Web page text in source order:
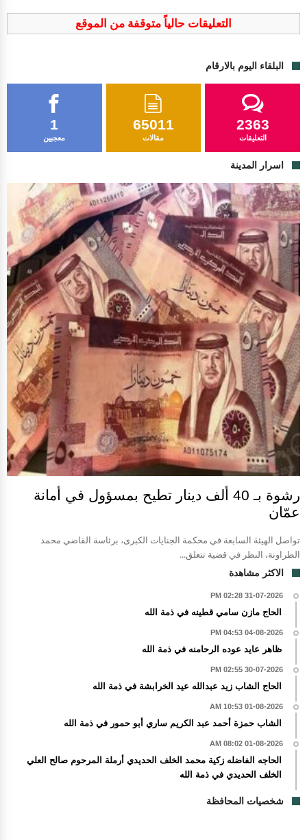
التعليقات حالياً متوقفة من الموقع
البلقاء اليوم بالارقام
1
معجبين
65011
مقالات
2363
التعليقات
اسرار المدينة
رشوة بـ 40 ألف دينار تطيح بمسؤول في أمانة
عمّان
تواصل الهيئة السابعة في محكمة الجنايات الكبرى، برئاسة القاضي محمد
الطراونة، النظر في قضية تتعلق...
الاكثر مشاهدة
31-07-2026 02:28 PM
الحاج مازن سامي قطينه في ذمة الله
04-08-2026 04:53 PM
ظاهر عايد عوده الرحامنه في ذمة الله
30-07-2026 02:55 PM
الحاج الشاب زيد عبدالله عيد الخرابشة في ذمة الله
01-08-2026 10:53 AM
الشاب حمزة أحمد عبد الكريم ساري أبو حمور في ذمة الله
01-08-2026 08:02 AM
الحاجه الفاضله زكية محمد الخلف الحديدي أرملة المرحوم صالح العلي
الخلف الحديدي في ذمة الله
شخصيات المحافظة